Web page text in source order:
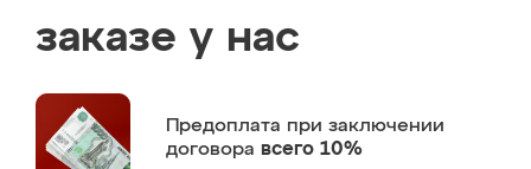
заказе у нас
Предоплата при заключении
договора всего 10%